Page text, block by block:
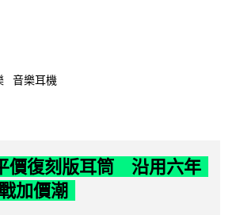
音樂耳機
價復刻版耳筒 沿用六年
加價潮